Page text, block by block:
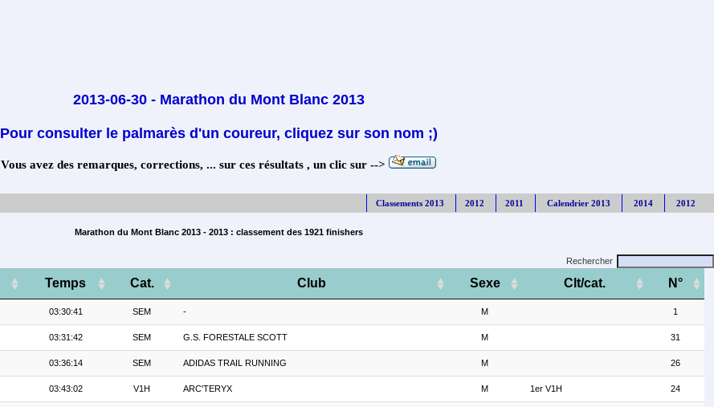
2013-06-30 - Marathon du Mont Blanc 2013
Pour consulter le palmarès d'un coureur, cliquez sur son nom ;)
Vous avez des remarques, corrections, ... sur ces résultats , un clic sur -->
Classements 2013 2012 2011 Calendrier 2013 2014 2012
Marathon du Mont Blanc 2013 - 2013 : classement des 1921 finishers
Rechercher
Temps Cat. Club Sexe Clt/cat. N°
03:30:41 SEM - M 1
03:31:42 SEM G.S. FORESTALE SCOTT M 31
03:36:14 SEM ADIDAS TRAIL RUNNING M 26
03:43:02 V1H ARC'TERYX M 1er V1H 24